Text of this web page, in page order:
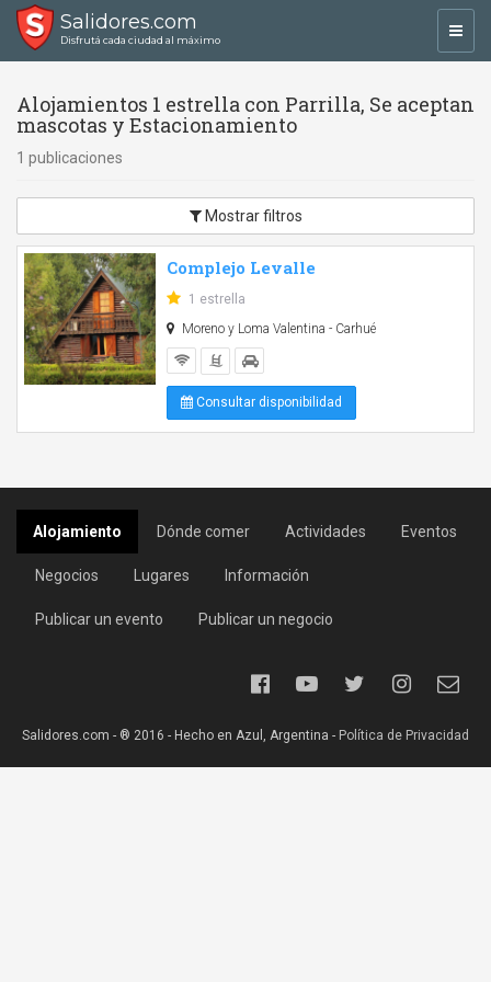
Salidores.com
Disfrutá cada ciudad al máximo
Alojamientos 1 estrella con Parrilla, Se aceptan
mascotas y Estacionamiento
1 publicaciones
Mostrar filtros
Complejo Levalle
1 estrella
Moreno y Loma Valentina - Carhué
Consultar disponibilidad
Alojamiento Dónde comer Actividades Eventos
Negocios Lugares Información
Publicar un evento Publicar un negocio
Salidores.com - ® 2016 - Hecho en Azul, Argentina - Política de Privacidad